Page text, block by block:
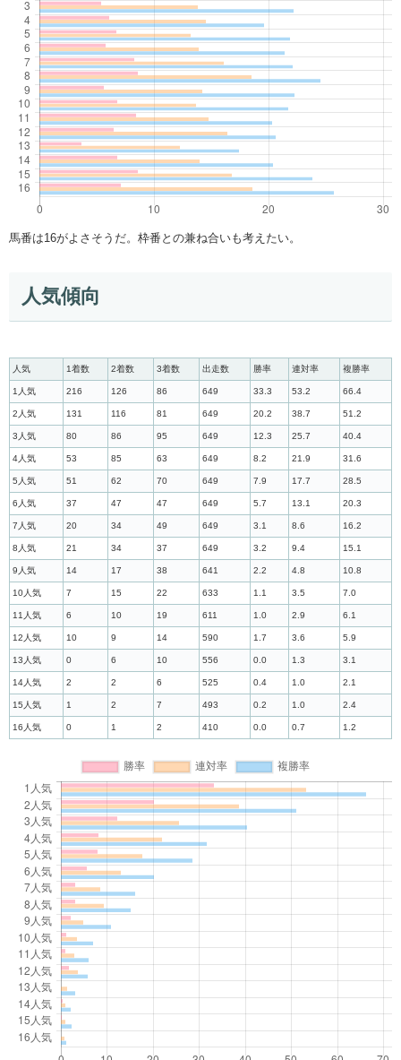
馬番は16がよさそうだ。枠番との兼ね合いも考えたい。
人気傾向
人気 1着数 2着数 3着数 出走数 勝率 連対率 複勝率
1人気 216 126 86 649 33.3 53.2 66.4
2人気 131 116 81 649 20.2 38.7 51.2
3人気 80 86 95 649 12.3 25.7 40.4
4人気 53 85 63 649 8.2 21.9 31.6
5人気 51 62 70 649 7.9 17.7 28.5
6人気 37 47 47 649 5.7 13.1 20.3
7人気 20 34 49 649 3.1 8.6 16.2
8人気 21 34 37 649 3.2 9.4 15.1
9人気 14 17 38 641 2.2 4.8 10.8
10人気 7 15 22 633 1.1 3.5 7.0
11人気 6 10 19 611 1.0 2.9 6.1
12人気 10 9 14 590 1.7 3.6 5.9
13人気 0 6 10 556 0.0 1.3 3.1
14人気 2 2 6 525 0.4 1.0 2.1
15人気 1 2 7 493 0.2 1.0 2.4
16人気 0 1 2 410 0.0 0.7 1.2